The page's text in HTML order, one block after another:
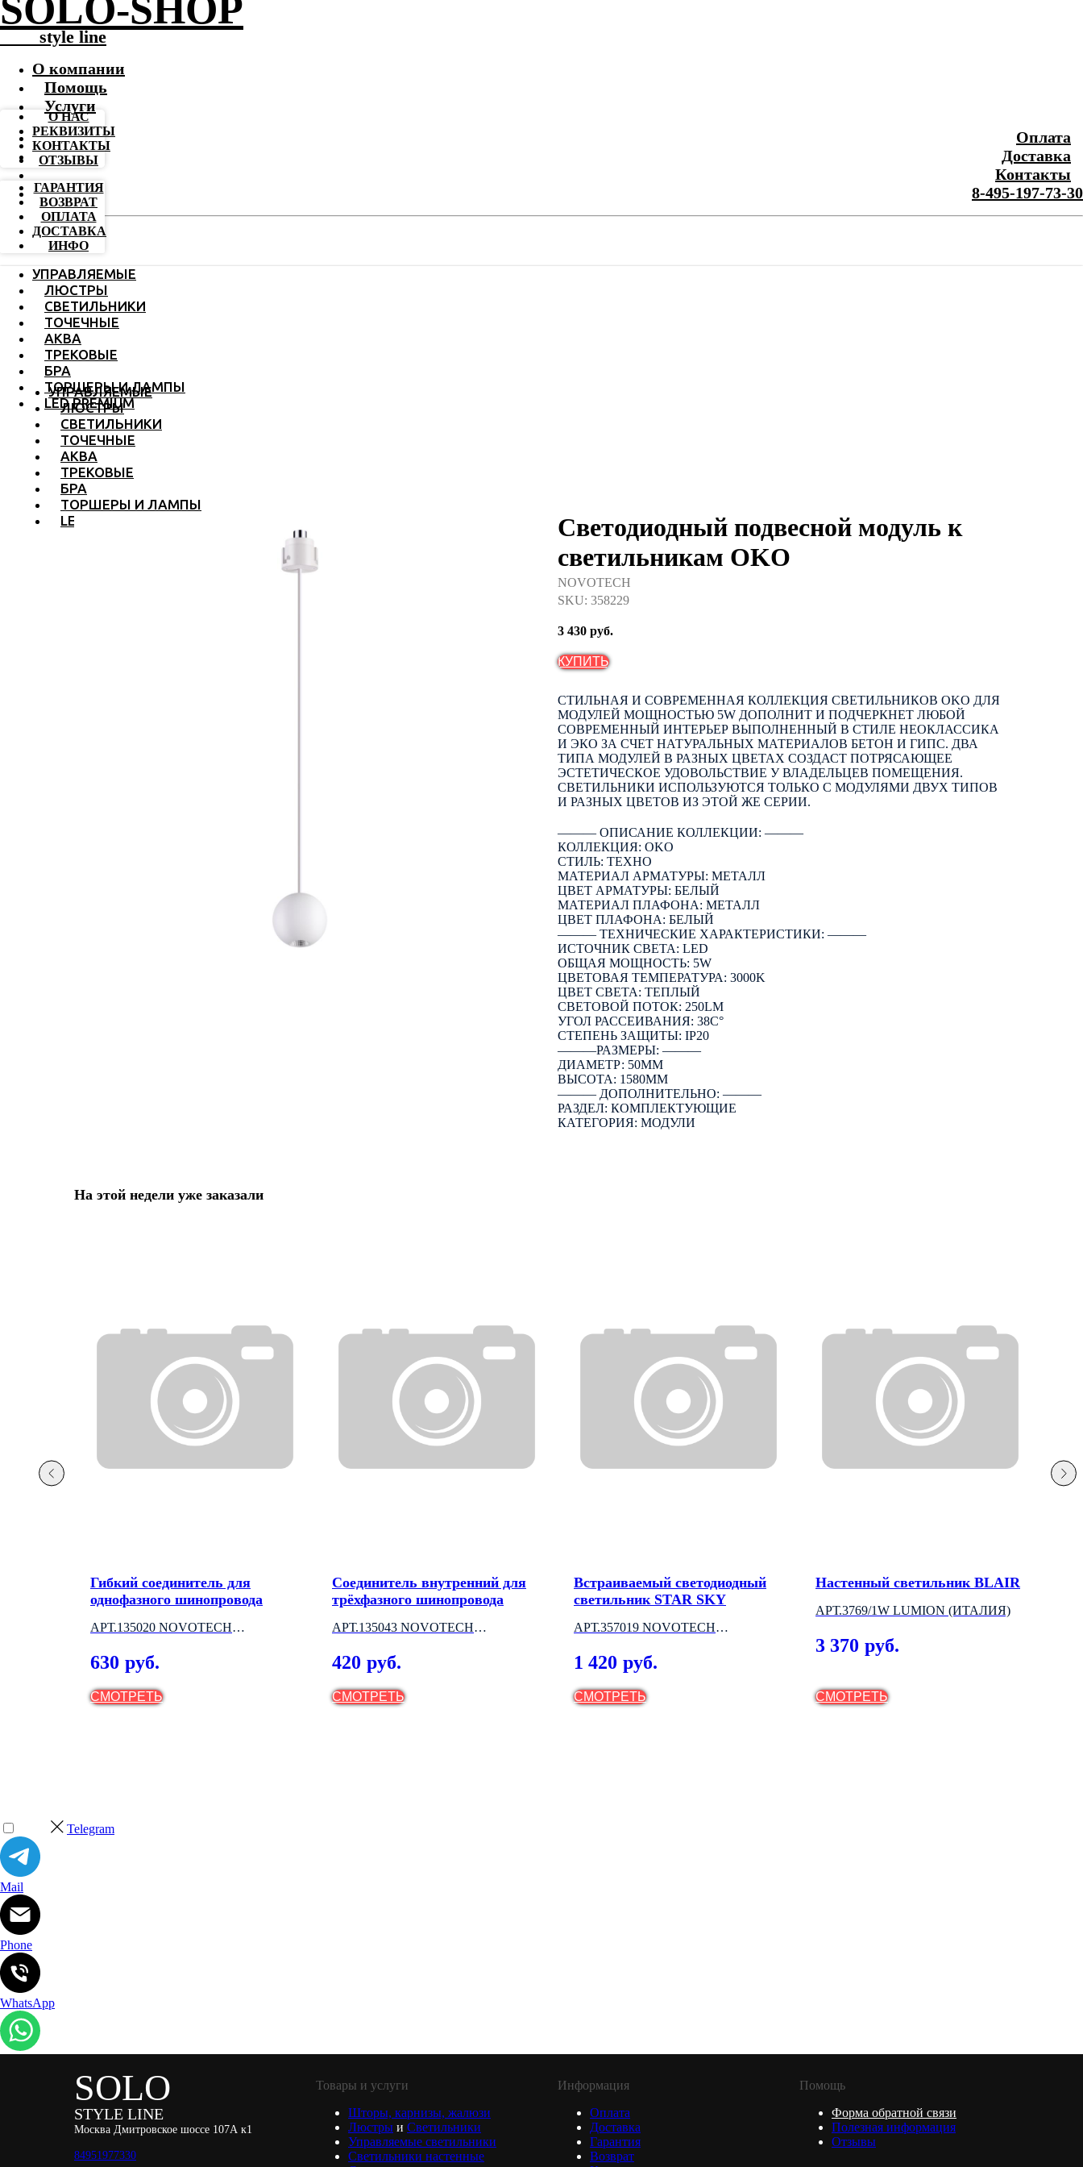
SOLO-SHOP
-------style line
О компании
Помощь
Услуги
Оплата
Доставка
Контакты
8-495-197-73-30
О НАС
РЕКВИЗИТЫ
КОНТАКТЫ
ОТЗЫВЫ
ГАРАНТИЯ
ВОЗВРАТ
ОПЛАТА
ДОСТАВКА
ИНФО
УПРАВЛЯЕМЫЕ
ЛЮСТРЫ
СВЕТИЛЬНИКИ
ТОЧЕЧНЫЕ
АКВА
ТРЕКОВЫЕ
БРА
ТОРШЕРЫ И ЛАМПЫ
LED PREMIUM
УПРАВЛЯЕМЫЕ
ЛЮСТРЫ
СВЕТИЛЬНИКИ
ТОЧЕЧНЫЕ
АКВА
ТРЕКОВЫЕ
БРА
ТОРШЕРЫ И ЛАМПЫ
LED PREMIUM
Светодиодный подвесной модуль к
светильникам OKO
NOVOTECH
SKU: 358229
3 430 руб.
КУПИТЬ
СТИЛЬНАЯ И СОВРЕМЕННАЯ КОЛЛЕКЦИЯ СВЕТИЛЬНИКОВ OKO ДЛЯ
МОДУЛЕЙ МОЩНОСТЬЮ 5W ДОПОЛНИТ И ПОДЧЕРКНЕТ ЛЮБОЙ
СОВРЕМЕННЫЙ ИНТЕРЬЕР ВЫПОЛНЕННЫЙ В СТИЛЕ НЕОКЛАССИКА
И ЭКО ЗА СЧЕТ НАТУРАЛЬНЫХ МАТЕРИАЛОВ БЕТОН И ГИПС. ДВА
ТИПА МОДУЛЕЙ В РАЗНЫХ ЦВЕТАХ СОЗДАСТ ПОТРЯСАЮЩЕЕ
ЭСТЕТИЧЕСКОЕ УДОВОЛЬСТВИЕ У ВЛАДЕЛЬЦЕВ ПОМЕЩЕНИЯ.
СВЕТИЛЬНИКИ ИСПОЛЬЗУЮТСЯ ТОЛЬКО С МОДУЛЯМИ ДВУХ ТИПОВ
И РАЗНЫХ ЦВЕТОВ ИЗ ЭТОЙ ЖЕ СЕРИИ.
――― ОПИСАНИЕ КОЛЛЕКЦИИ: ―――
КОЛЛЕКЦИЯ: OKO
СТИЛЬ: ТЕХНО
МАТЕРИАЛ АРМАТУРЫ: МЕТАЛЛ
ЦВЕТ АРМАТУРЫ: БЕЛЫЙ
МАТЕРИАЛ ПЛАФОНА: МЕТАЛЛ
ЦВЕТ ПЛАФОНА: БЕЛЫЙ
――― ТЕХНИЧЕСКИЕ ХАРАКТЕРИСТИКИ: ―――
ИСТОЧНИК СВЕТА: LED
ОБЩАЯ МОЩНОСТЬ: 5W
ЦВЕТОВАЯ ТЕМПЕРАТУРА: 3000K
ЦВЕТ СВЕТА: ТЕПЛЫЙ
СВЕТОВОЙ ПОТОК: 250LM
УГОЛ РАССЕИВАНИЯ: 38C°
СТЕПЕНЬ ЗАЩИТЫ: IP20
―――РАЗМЕРЫ: ―――
ДИАМЕТР: 50ММ
ВЫСОТА: 1580ММ
――― ДОПОЛНИТЕЛЬНО: ―――
РАЗДЕЛ: КОМПЛЕКТУЮЩИЕ
КАТЕГОРИЯ: МОДУЛИ
На этой недели уже заказали
Гибкий соединитель для
однофазного шинопровода
АРТ.135020 NOVOTECH
(ВЕНГРИЯ)
630 руб.
СМОТРЕТЬ
Соединитель внутренний для
трёхфазного шинопровода
АРТ.135043 NOVOTECH
(ВЕНГРИЯ)
420 руб.
СМОТРЕТЬ
Встраиваемый светодиодный
светильник STAR SKY
АРТ.357019 NOVOTECH
(ВЕНГРИЯ)
1 420 руб.
СМОТРЕТЬ
Настенный светильник BLAIR
АРТ.3769/1W LUMION (ИТАЛИЯ)
3 370 руб.
СМОТРЕТЬ
Telegram
Mail
Phone
WhatsApp
SOLO
STYLE LINE
Москва Дмитровское шоссе 107А к1
84951977330
Товары и услуги
Шторы, карнизы, жалюзи
Люстры и Светильники
Управляемые светильники
Светильники настенные
Информация
Оплата
Доставка
Гарантия
Возврат
Помощь
Форма обратной связи
Полезная информация
Отзывы